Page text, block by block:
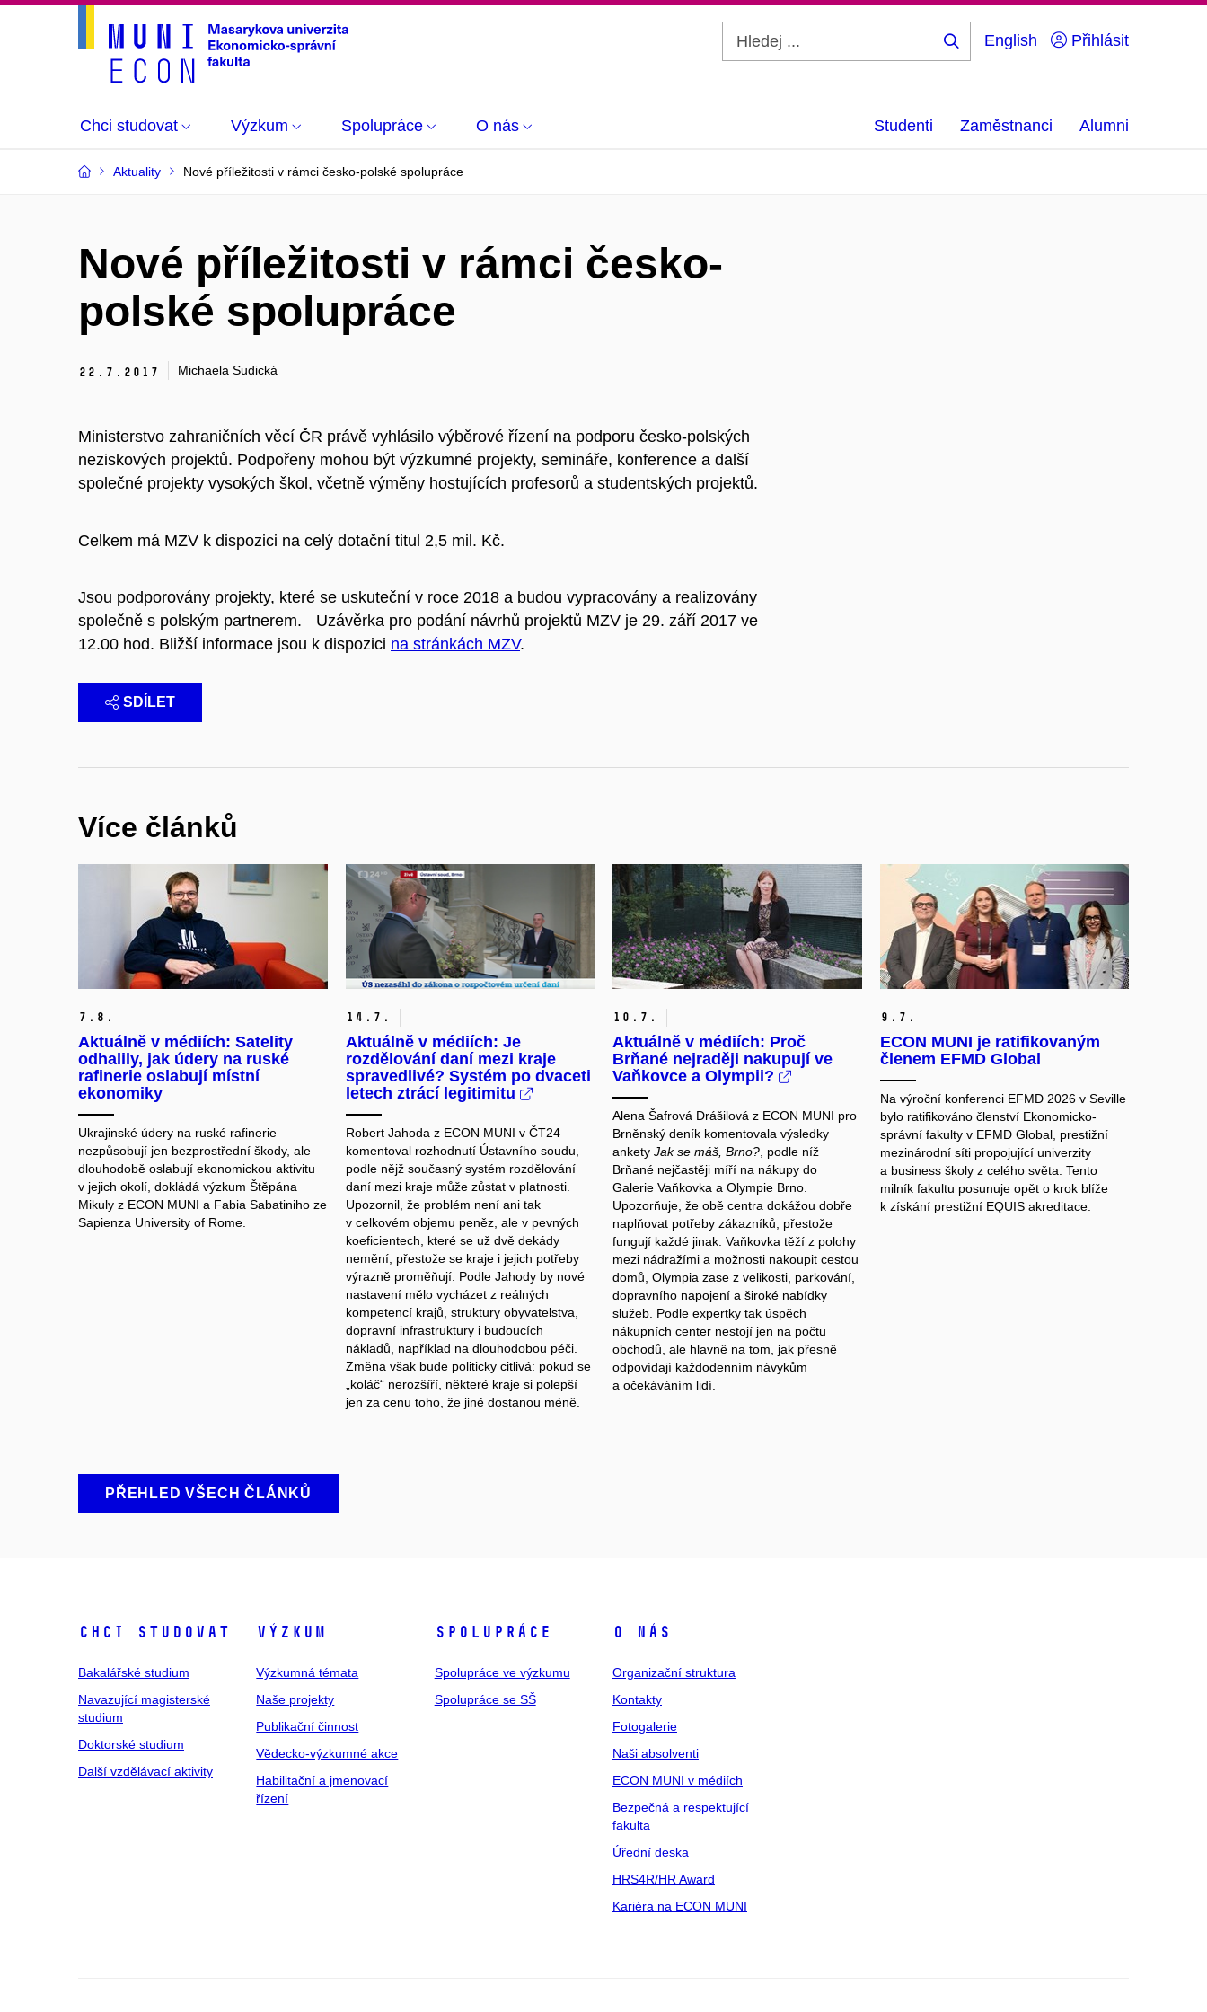
English Přihlásit
Chci studovat Výzkum Spolupráce O nás Studenti Zaměstnanci Alumni
Aktuality Nové příležitosti v rámci česko-polské spolupráce
Nové příležitosti v rámci česko-
polské spolupráce
22. 7. 2017 Michaela Sudická
Ministerstvo zahraničních věcí ČR právě vyhlásilo výběrové řízení na podporu česko-polských
neziskových projektů. Podpořeny mohou být výzkumné projekty, semináře, konference a další
společné projekty vysokých škol, včetně výměny hostujících profesorů a studentských projektů.
Celkem má MZV k dispozici na celý dotační titul 2,5 mil. Kč.
Jsou podporovány projekty, které se uskuteční v roce 2018 a budou vypracovány a realizovány
společně s polským partnerem. Uzávěrka pro podání návrhů projektů MZV je 29. září 2017 ve
12.00 hod. Bližší informace jsou k dispozici na stránkách MZV.
SDÍLET
Více článků
7. 8.
Aktuálně v médiích: Satelity
odhalily, jak údery na ruské
rafinerie oslabují místní
ekonomiky
Ukrajinské údery na ruské rafinerie
nezpůsobují jen bezprostřední škody, ale
dlouhodobě oslabují ekonomickou aktivitu
v jejich okolí, dokládá výzkum Štěpána
Mikuly z ECON MUNI a Fabia Sabatiniho ze
Sapienza University of Rome.
14. 7.
Aktuálně v médiích: Je
rozdělování daní mezi kraje
spravedlivé? Systém po dvaceti
letech ztrácí legitimitu
Robert Jahoda z ECON MUNI v ČT24
komentoval rozhodnutí Ústavního soudu,
podle nějž současný systém rozdělování
daní mezi kraje může zůstat v platnosti.
Upozornil, že problém není ani tak
v celkovém objemu peněz, ale v pevných
koeficientech, které se už dvě dekády
nemění, přestože se kraje i jejich potřeby
výrazně proměňují. Podle Jahody by nové
nastavení mělo vycházet z reálných
kompetencí krajů, struktury obyvatelstva,
dopravní infrastruktury i budoucích
nákladů, například na dlouhodobou péči.
Změna však bude politicky citlivá: pokud se
„koláč“ nerozšíří, některé kraje si polepší
jen za cenu toho, že jiné dostanou méně.
10. 7.
Aktuálně v médiích: Proč
Brňané nejraději nakupují ve
Vaňkovce a Olympii?
Alena Šafrová Drášilová z ECON MUNI pro
Brněnský deník komentovala výsledky
ankety Jak se máš, Brno? , podle níž
Brňané nejčastěji míří na nákupy do
Galerie Vaňkovka a Olympie Brno.
Upozorňuje, že obě centra dokážou dobře
naplňovat potřeby zákazníků, přestože
fungují každé jinak: Vaňkovka těží z polohy
mezi nádražími a možnosti nakoupit cestou
domů, Olympia zase z velikosti, parkování,
dopravního napojení a široké nabídky
služeb. Podle expertky tak úspěch
nákupních center nestojí jen na počtu
obchodů, ale hlavně na tom, jak přesně
odpovídají každodenním návykům
a očekáváním lidí.
9. 7.
ECON MUNI je ratifikovaným
členem EFMD Global
Na výroční konferenci EFMD 2026 v Seville
bylo ratifikováno členství Ekonomicko-
správní fakulty v EFMD Global, prestižní
mezinárodní síti propojující univerzity
a business školy z celého světa. Tento
milník fakultu posunuje opět o krok blíže
k získání prestižní EQUIS akreditace.
PŘEHLED VŠECH ČLÁNKŮ
Chci studovat
Bakalářské studium
Navazující magisterské
studium
Doktorské studium
Další vzdělávací aktivity
Výzkum
Výzkumná témata
Naše projekty
Publikační činnost
Vědecko-výzkumné akce
Habilitační a jmenovací
řízení
Spolupráce
Spolupráce ve výzkumu
Spolupráce se SŠ
O nás
Organizační struktura
Kontakty
Fotogalerie
Naši absolventi
ECON MUNI v médiích
Bezpečná a respektující
fakulta
Úřední deska
HRS4R/HR Award
Kariéra na ECON MUNI